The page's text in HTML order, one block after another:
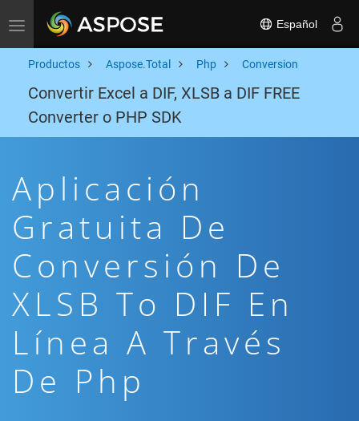
Toggle navigation Español
Productos Aspose.Total Php Conversion
Convertir Excel a DIF, XLSB a DIF FREE
Converter o PHP SDK
Aplicación
Gratuita De
Conversión De
XLSB To DIF En
Línea A Través
De Php